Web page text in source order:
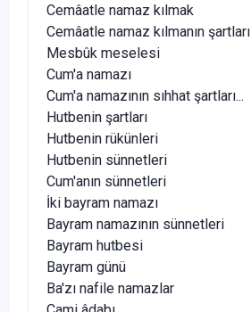
Cemâatle namaz kılmak
Cemâatle namaz kılmanın şartları
Mesbûk meselesi
Cum'a namazı
Cum'a namazının sıhhat şartları...
Hutbenin şartları
Hutbenin rükünleri
Hutbenin sünnetleri
Cum'anın sünnetleri
İki bayram namazı
Bayram namazının sünnetleri
Bayram hutbesi
Bayram günü
Ba'zı nafile namazlar